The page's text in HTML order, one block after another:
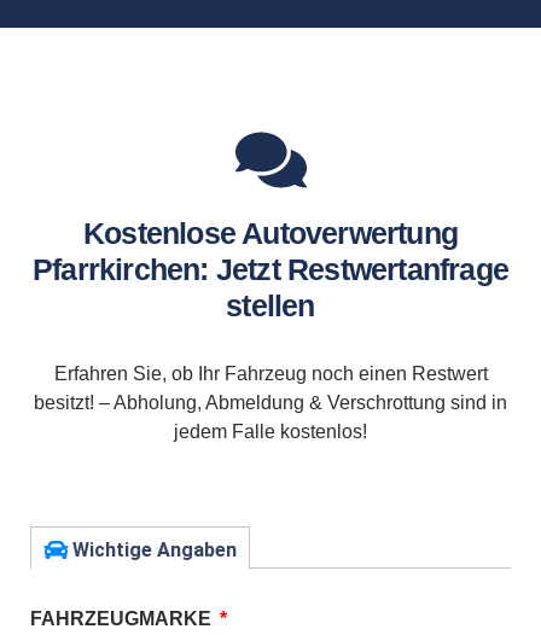
Kostenlose Autoverwertung
Pfarrkirchen: Jetzt Restwertanfrage
stellen
Erfahren Sie, ob Ihr Fahrzeug noch einen Restwert
besitzt! – Abholung, Abmeldung & Verschrottung sind in
jedem Falle kostenlos!
Wichtige Angaben
FAHRZEUGMARKE